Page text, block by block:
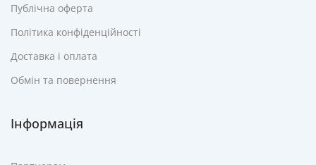
Публічна оферта
Політика конфіденційності
Доставка і оплата
Обмін та повернення
Інформація